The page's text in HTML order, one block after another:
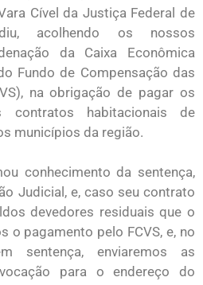
Cível da Justiça Federal de
acolhendo os nossos
da Caixa Econômica
Fundo de Compensação das
na obrigação de pagar os
contratos habitacionais de
municípios da região.
conhecimento da sentença,
Judicial, e, caso seu contrato
devedores residuais que o
o pagamento pelo FCVS, e, no
sentença, enviaremos as
para o endereço do